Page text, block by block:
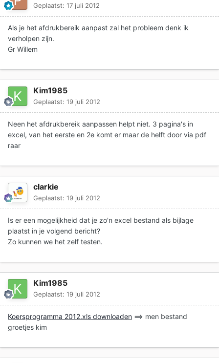
Geplaatst: 17 juli 2012
Als je het afdrukbereik aanpast zal het probleem denk ik
verholpen zijn.
Gr Willem
Kim1985
Geplaatst: 19 juli 2012
Neen het afdrukbereik aanpassen helpt niet. 3 pagina's in
excel, van het eerste en 2e komt er maar de helft door via pdf
raar
clarkie
Geplaatst: 19 juli 2012
Is er een mogelijkheid dat je zo'n excel bestand als bijlage
plaatst in je volgend bericht?
Zo kunnen we het zelf testen.
Kim1985
Geplaatst: 19 juli 2012
Koersprogramma 2012.xls downloaden ==> men bestand
groetjes kim